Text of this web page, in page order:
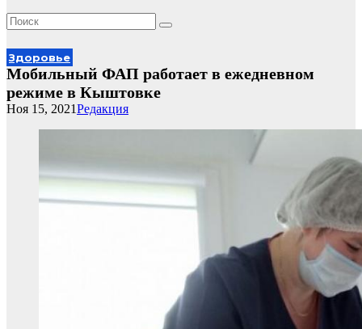
Здоровье
Мобильный ФАП работает в ежедневном
режиме в Кыштовке
Редакция
Ноя 15, 2021